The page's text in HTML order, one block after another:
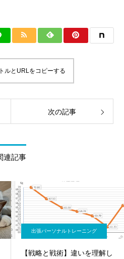
ルとURLをコピーする
次の記事
連記事
出張パーソナルトレーニング
【戦略と戦術】違いを理解し